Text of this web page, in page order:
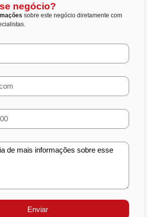
negócio?
sobre este negócio diretamente com
Enviar